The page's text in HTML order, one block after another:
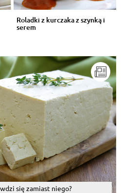
Roladki z kurczaka z szynką i
serem
się zamiast niego?